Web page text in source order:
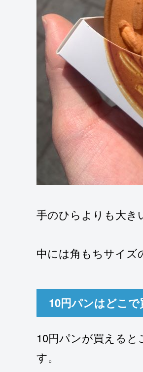
手のひらよりも大き
中には角もちサイズ
10円パンはどこで
10円パンが買えると
す。